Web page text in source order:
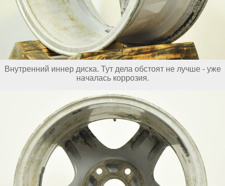
Внутренний иннер диска. Тут дела обстоят не лучше - уже
началась коррозия.